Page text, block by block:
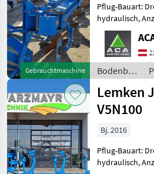
Gebrauchtmaschine
Pflug-Bauart:
hydraulisch,
Schare: 5-schar
Fahrwerk,
Scheibensech,
Streifenkörper,
/ Lemken
Lemken
V5N100
Bj. 2016
Pflug-Bauart:
hydraulisch,